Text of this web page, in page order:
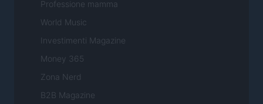
Professione mamma
World Music
Investimenti Magazine
Money 365
Zona Nerd
B2B Magazine